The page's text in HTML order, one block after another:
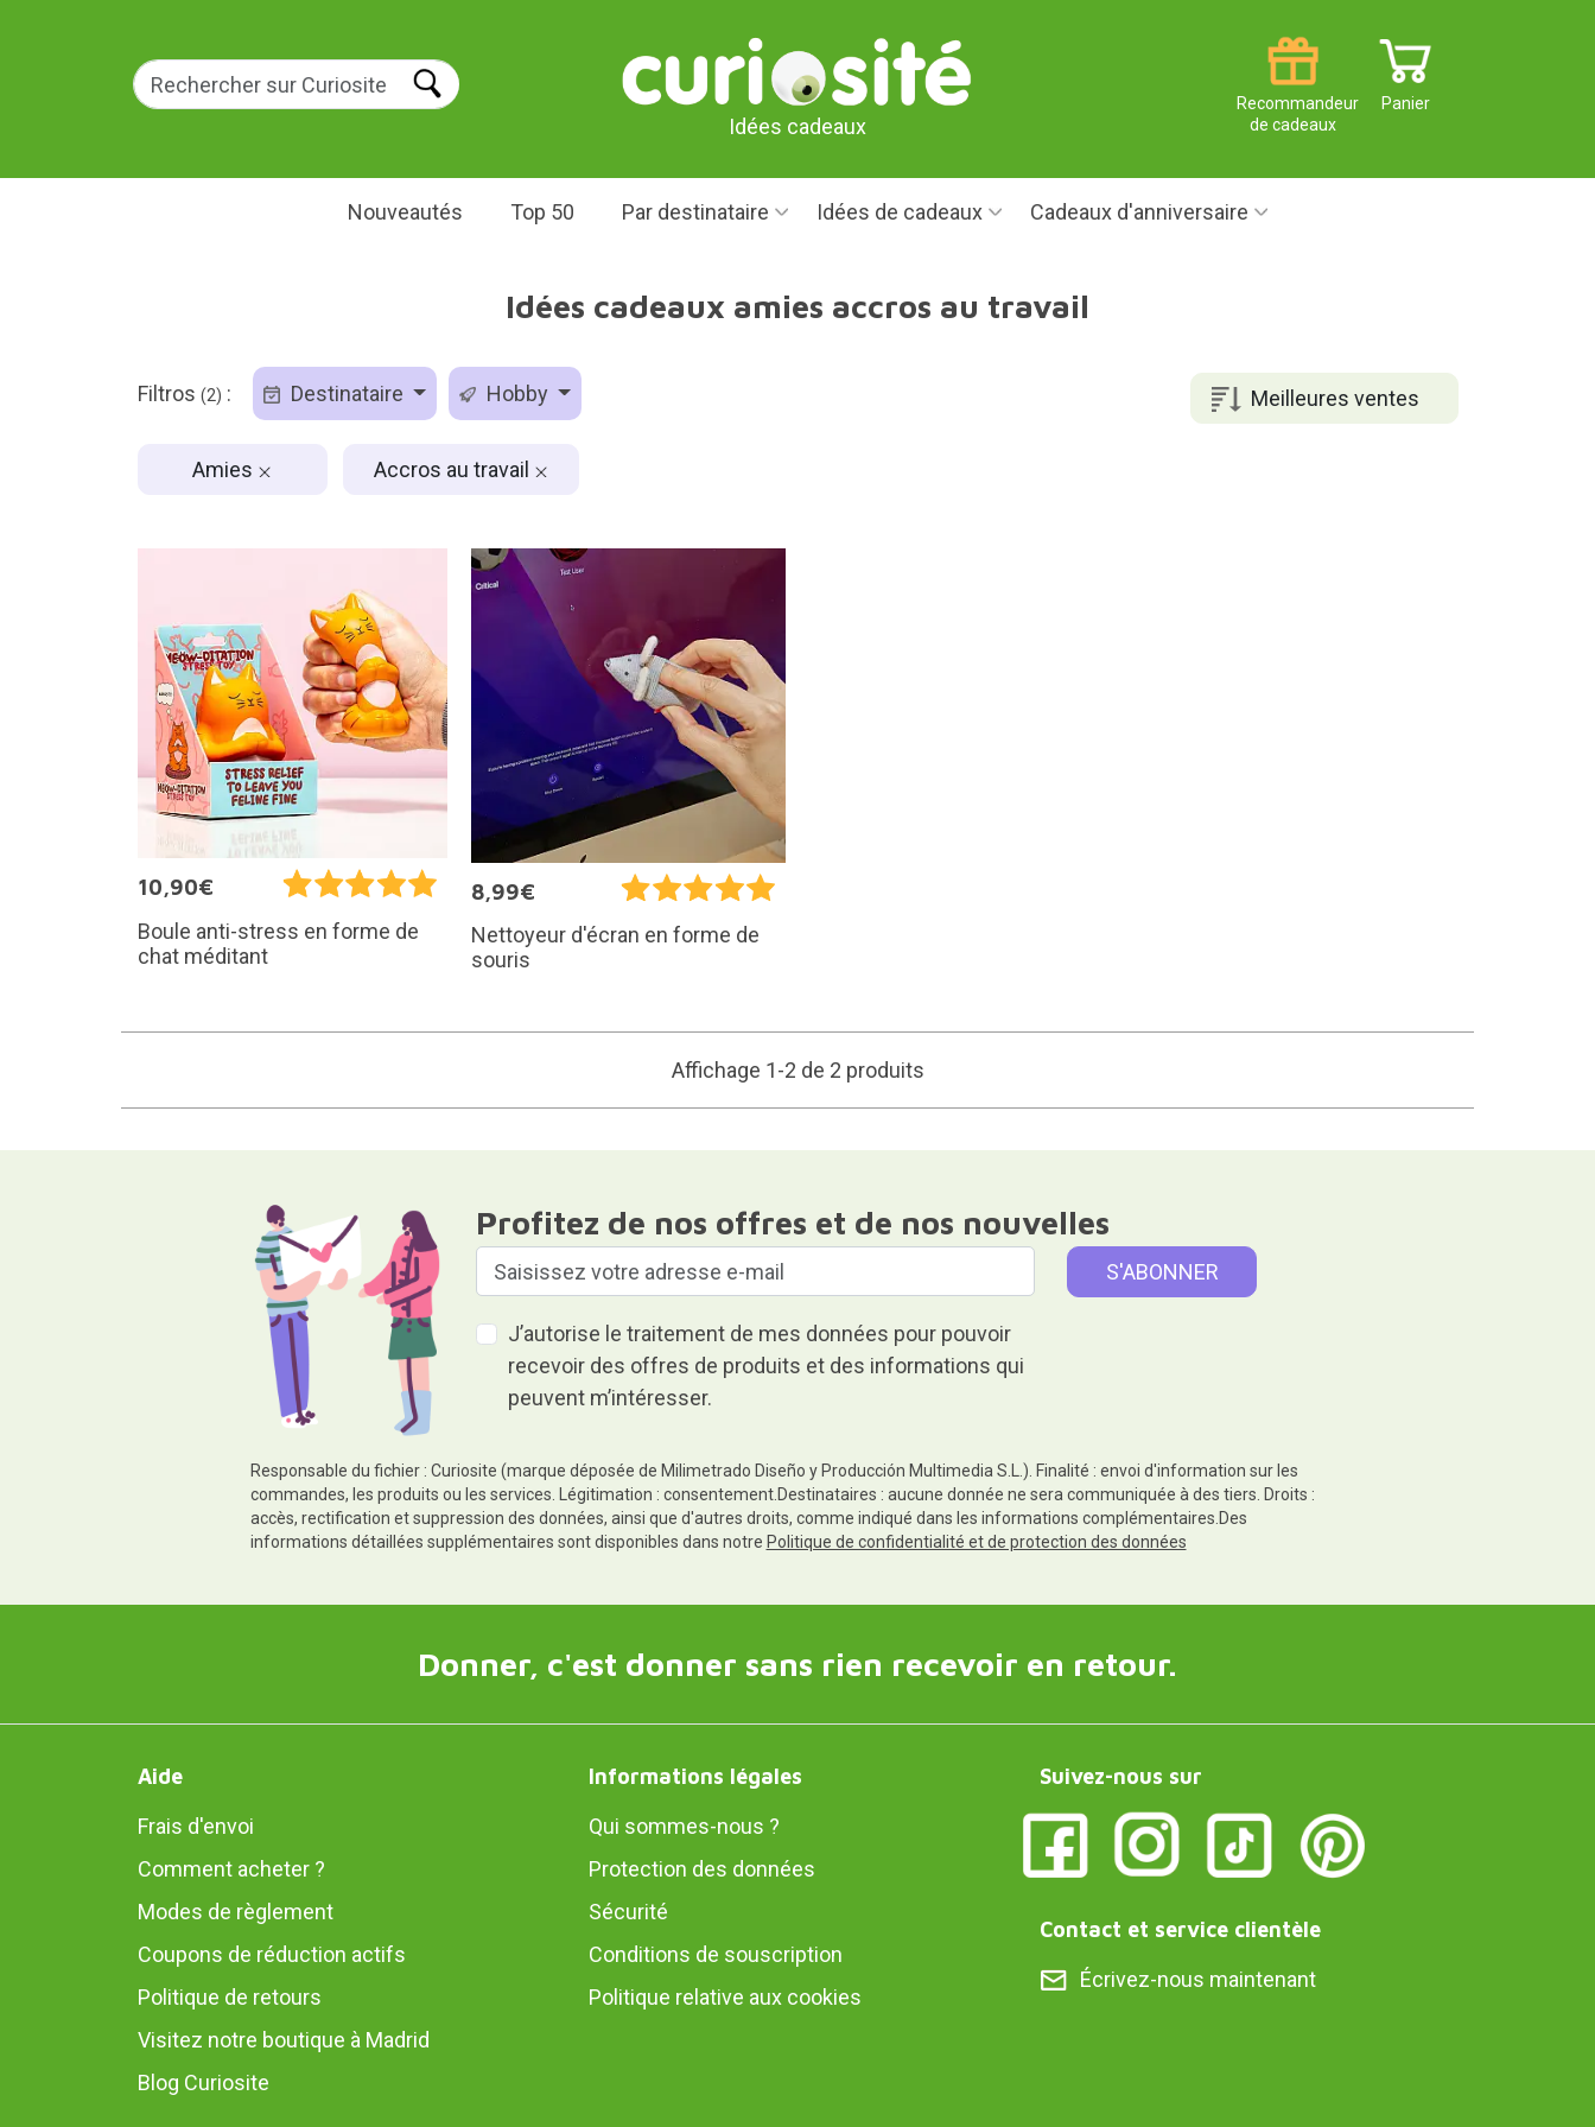
Idées cadeaux
Panier
Recommandeur
de cadeaux
Nouveautés Top 50 Par destinataire Idées de cadeaux Cadeaux d'anniversaire
Idées cadeaux amies accros au travail
Meilleures ventes
Filtros (2) : Destinataire Hobby
Amies Accros au travail
10,90€
Boule anti-stress en forme de
chat méditant
8,99€
Nettoyeur d'écran en forme de
souris
Affichage 1-2 de 2 produits
Profitez de nos offres et de nos nouvelles
J’autorise le traitement de mes données pour pouvoir
recevoir des offres de produits et des informations qui
peuvent m’intéresser.
Responsable du fichier : Curiosite (marque déposée de Milimetrado Diseño y Producción Multimedia S.L.). Finalité : envoi d'information sur les
commandes, les produits ou les services. Légitimation : consentement.Destinataires : aucune donnée ne sera communiquée à des tiers. Droits :
accès, rectification et suppression des données, ainsi que d'autres droits, comme indiqué dans les informations complémentaires.Des
informations détaillées supplémentaires sont disponibles dans notre Politique de confidentialité et de protection des données
Donner, c'est donner sans rien recevoir en retour.
Aide
Frais d'envoi
Comment acheter ?
Modes de règlement
Coupons de réduction actifs
Politique de retours
Visitez notre boutique à Madrid
Blog Curiosite
Informations légales
Qui sommes-nous ?
Protection des données
Sécurité
Conditions de souscription
Politique relative aux cookies
Suivez-nous sur
Contact et service clientèle
Écrivez-nous maintenant